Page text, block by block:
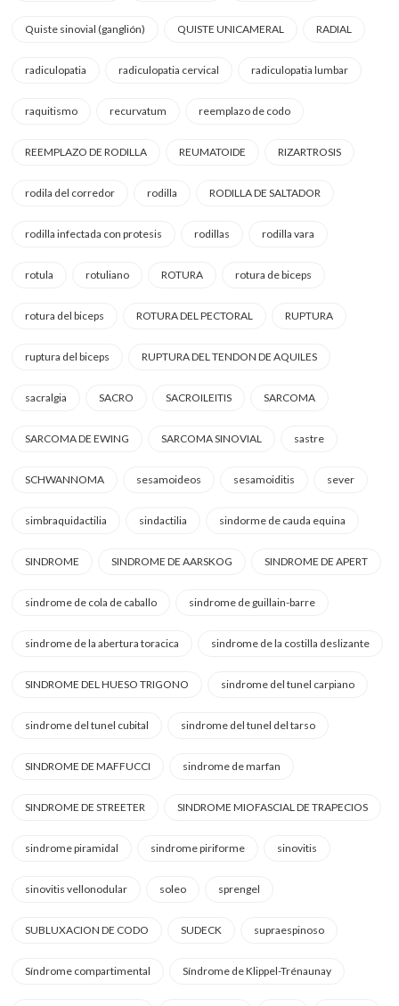
Quiste sinovial (ganglión) QUISTE UNICAMERAL RADIAL
radiculopatia radiculopatia cervical radiculopatia lumbar
raquitismo recurvatum reemplazo de codo
REEMPLAZO DE RODILLA REUMATOIDE RIZARTROSIS
rodila del corredor rodilla RODILLA DE SALTADOR
rodilla infectada con protesis rodillas rodilla vara
rotula rotuliano ROTURA rotura de biceps
rotura del biceps ROTURA DEL PECTORAL RUPTURA
ruptura del biceps RUPTURA DEL TENDON DE AQUILES
sacralgia SACRO SACROILEITIS SARCOMA
SARCOMA DE EWING SARCOMA SINOVIAL sastre
SCHWANNOMA sesamoideos sesamoiditis sever
simbraquidactilia sindactilia sindorme de cauda equina
SINDROME SINDROME DE AARSKOG SINDROME DE APERT
sindrome de cola de caballo sindrome de guillain-barre
sindrome de la abertura toracica sindrome de la costilla deslizante
SINDROME DEL HUESO TRIGONO sindrome del tunel carpiano
sindrome del tunel cubital sindrome del tunel del tarso
SINDROME DE MAFFUCCI sindrome de marfan
SINDROME DE STREETER SINDROME MIOFASCIAL DE TRAPECIOS
sindrome piramidal sindrome piriforme sinovitis
sinovitis vellonodular soleo sprengel
SUBLUXACION DE CODO SUDECK supraespinoso
Síndrome compartimental Síndrome de Klippel-Trénaunay